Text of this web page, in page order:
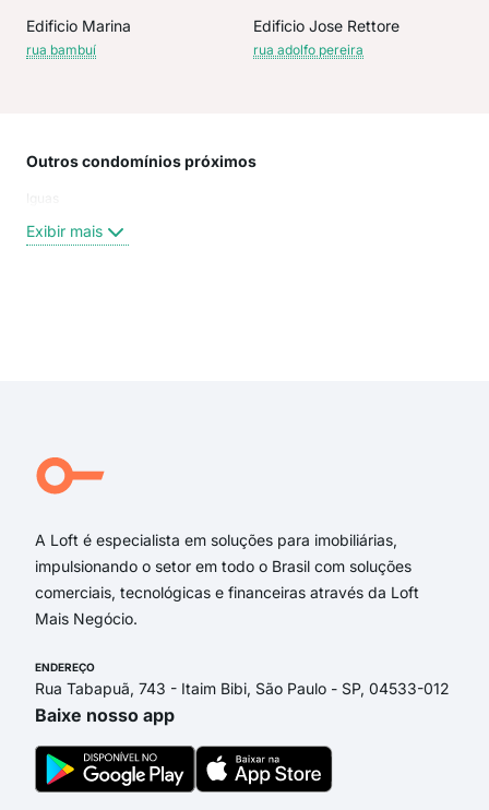
Edificio Marina
rua bambuí
Edificio Jose Rettore
rua adolfo pereira
Outros condomínios próximos
Exibir mais
A Loft é especialista em soluções para imobiliárias,
impulsionando o setor em todo o Brasil com soluções
comerciais, tecnológicas e financeiras através da Loft
Mais Negócio.
ENDEREÇO
Rua Tabapuã, 743 - Itaim Bibi, São Paulo - SP, 04533-012
Baixe nosso app